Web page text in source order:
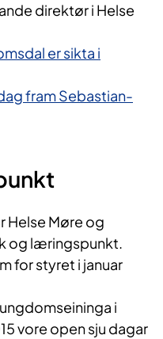
direktør i Helse
er sikta i
fram Sebastian-
Helse Møre og
og læringspunkt.
for styret i januar
i
vore open sju dagar